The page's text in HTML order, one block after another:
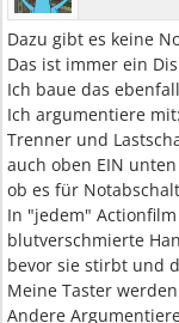
Dazu gibt es keine
Das ist immer ein
Ich baue das
Ich argumentiere
Trenner und
auch oben EIN
ob es für
In "jedem"
blutverschmierte
bevor sie stirbt und
Meine Taster
Andere